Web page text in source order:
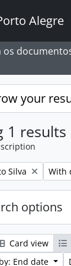
Alegre
your
1 results
Silva With
options
Card view
End date